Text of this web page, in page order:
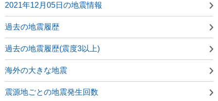
2021年12月05日の地震情報
過去の地震履歴
過去の地震履歴(震度3以上)
海外の大きな地震
震源地ごとの地震発生回数